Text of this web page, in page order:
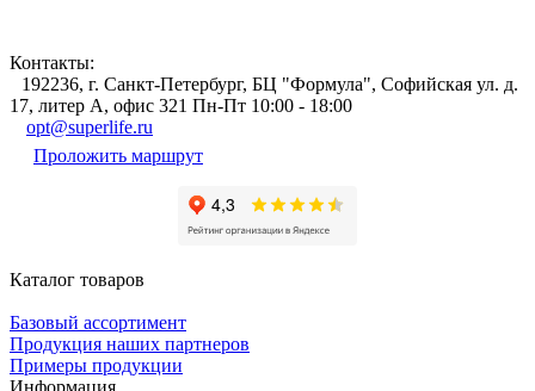
Контакты:
192236, г. Санкт-Петербург, БЦ "Формула", Софийская ул. д.
17, литер А, офис 321 Пн-Пт 10:00 - 18:00
opt@superlife.ru
Проложить маршрут
Каталог товаров
Базовый ассортимент
Продукция наших партнеров
Примеры продукции